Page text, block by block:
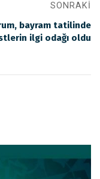
SONRAKI
bayram tatilinde
ilgi odağı oldu